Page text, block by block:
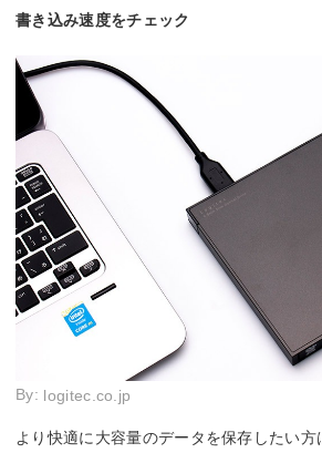
書き込み速度をチェック
By: logitec.co.jp
より快適に大容量のデータを保存したい